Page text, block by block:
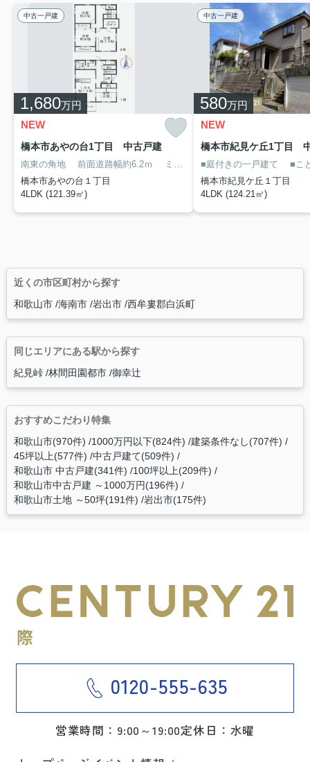
中古一戸建
1,680万円
NEW
橋本市あやの台1丁目 中古戸建
南東の角地 前面道路幅約6.2ｍ ミサワホームのお家
令和8年4月
橋本市あやの台１丁目
4LDK (121.39㎡)
中古一戸建
580万円
NEW
橋本市紀見ケ丘1丁目
■庭付きの一戸建て
■こども
橋本市紀見ケ丘１丁目
4LDK (124.21㎡)
近くの市区町村から探す
和歌山市 海南市 岩出市 西牟婁郡白浜町
同じエリアにある駅から探す
紀見峠 林間田園都市 御幸辻
おすすめこだわり特集
和歌山市(970件) 1000万円以下(824件) 建築条件なし(707件)
45坪以上(577件) 中古戸建て(509件)
和歌山市 中古戸建(341件) 100坪以上(209件)
和歌山市中古戸建 ～1000万円(196件)
和歌山市土地 ～50坪(191件) 岩出市(175件)
0120-555-635
営業時間：9:00～19:00定休日：水曜